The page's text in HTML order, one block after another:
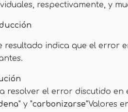
respectivamente, y
resultado indica que el error
resolver el error discutido en
" y "carbonizarse"Valores